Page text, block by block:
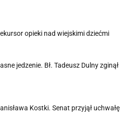
opieki nad wiejskimi dziećmi
jedzenie. Bł. Tadeusz Dulny zginął
Kostki. Senat przyjął uchwałę